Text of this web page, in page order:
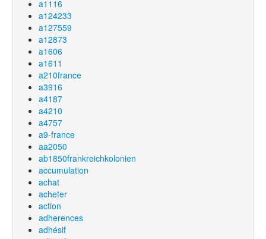
a1116
a124233
a127559
a12873
a1606
a1611
a210france
a3916
a4187
a4210
a4757
a9-france
aa2050
ab1850frankreichkolonien
accumulation
achat
acheter
action
adherences
adhésif